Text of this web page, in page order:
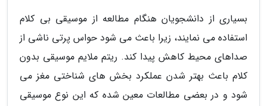
بسیاری از دانشجویان هنگام مطالعه از موسیقی بی کلام
استفاده می نمایند، زیرا باعث می شود حواس پرتی ناشی از
صداهای محیط کاهش پیدا کند. ریتم ملایم موسیقی بدون
کلام باعث بهتر شدن عملکرد بخش های شناختی مغز می
شود و در بعضی مطالعات معین شده که این نوع موسیقی